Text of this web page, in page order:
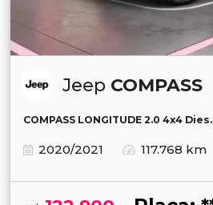
Jeep COMPASS
COMPASS LONGITUDE 2.0 4x4
2020/2021 117.768 km